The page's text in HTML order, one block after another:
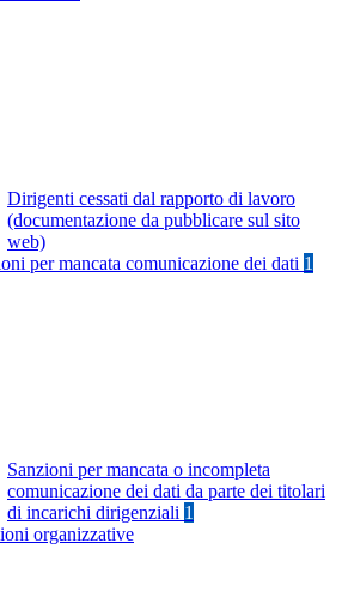
Dirigenti cessati dal rapporto di lavoro
(documentazione da pubblicare sul sito
web)
per mancata comunicazione dei dati 1
Sanzioni per mancata o incompleta
comunicazione dei dati da parte dei titolari
di incarichi dirigenziali 1
organizzative